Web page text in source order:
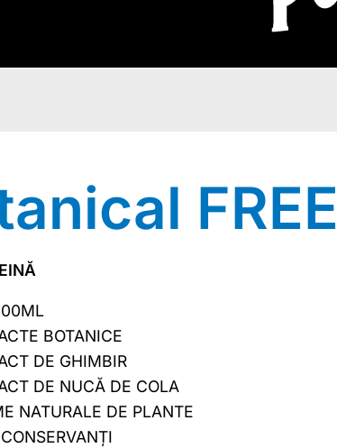
FREE
BOTANICE
DE GHIMBIR
DE NUCĂ DE COLA
NATURALE DE PLANTE